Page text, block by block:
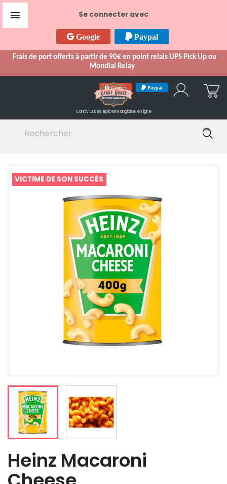
Se connecter avec
Google Paypal
Frais de port offerts à partir de 90€ en point relais UPS Pick Up ou
Mondial Relay

Google Paypal
Candy Dukes épicerie anglaise en ligne
VICTIME DE SON SUCCÈS
Heinz Macaroni